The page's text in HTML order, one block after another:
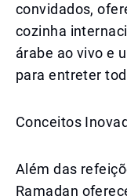
convidados,
cozinha
árabe ao vivo e
para entreter
Conceitos
Além das
Ramadan